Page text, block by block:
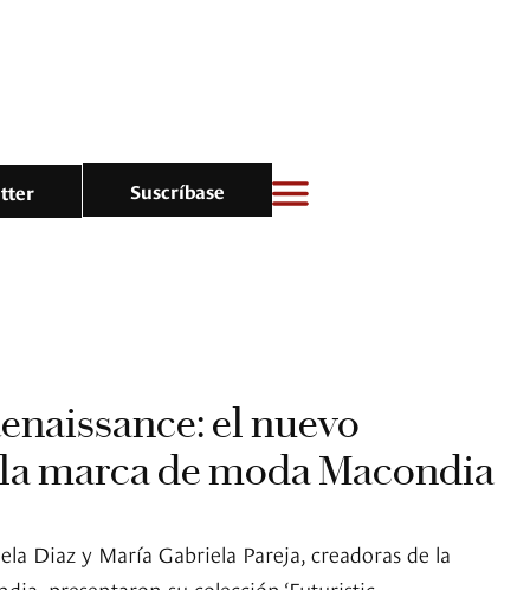
Suscríbase
el nuevo
marca de moda Macondia
Diaz y María Gabriela Pareja, creadoras de la